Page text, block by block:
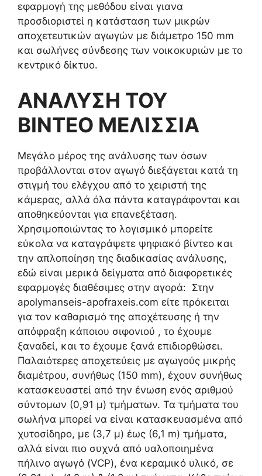
εφαρμογή της μεθόδου είναι γιανα
προσδιοριστεί η κατάσταση των μικρών
αποχετευτικών αγωγών με διάμετρο 150 mm
και σωλήνες σύνδεσης των νοικοκυριών με το
κεντρικό δίκτυο.
ΑΝΑΛΥΣΗ ΤΟΥ
ΒΙΝΤΕΟ ΜΕΛΙΣΣΙΑ
Μεγάλο μέρος της ανάλυσης των όσων
προβάλλονται στον αγωγό διεξάγεται κατά τη
στιγμή του ελέγχου από το χειριστή της
κάμερας, αλλά όλα πάντα καταγράφονται και
αποθηκεύονται για επανεξέταση.
Χρησιμοποιώντας το λογισμικό μπορείτε
εύκολα να καταγράψετε ψηφιακό βίντεο και
την απλοποίηση της διαδικασίας ανάλυσης,
εδώ είναι μερικά δείγματα από διαφορετικές
εφαρμογές διαθέσιμες στην αγορά: Στην
apolymanseis-apofraxeis.com είτε πρόκειται
για τον καθαρισμό της αποχέτευσης ή την
απόφραξη κάποιου σιφονιού , το έχουμε
ξαναδεί, και το έχουμε ξανά επιδιορθώσει.
Παλαιότερες αποχετεύεις με αγωγούς μικρής
διαμέτρου, συνήθως (150 mm), έχουν συνήθως
κατασκευαστεί από την ένωση ενός αριθμού
σύντομων (0,91 μ) τμήματων. Τα τμήματα του
σωλήνα μπορεί να είναι κατασκευασμένα από
χυτοσίδηρο, με (3,7 μ) έως (6,1 m) τμήματα,
αλλά είναι πιο συχνά από υαλοποιημένα
πήλινο αγωγό (VCP), ένα κεραμικό υλικό, σε